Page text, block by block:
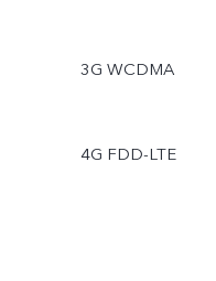
3G WCDMA
4G FDD-LTE